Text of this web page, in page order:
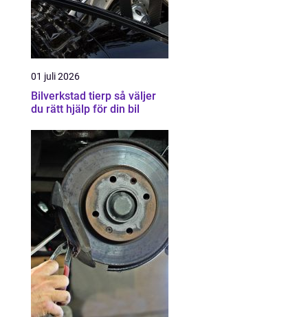
01 juli 2026
Bilverkstad tierp så väljer
du rätt hjälp för din bil